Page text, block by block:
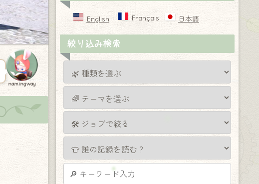
namingway
English Français 日本語
絞り込み検索